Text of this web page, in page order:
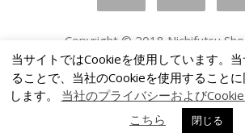
Copyright © 2018 Nichifutsu
All rights reserved.
当サイトではCookieを使用しています。
ることで、当社のCookieを使用すること
します。 当社のプライバシーおよび
こちら
閉じる